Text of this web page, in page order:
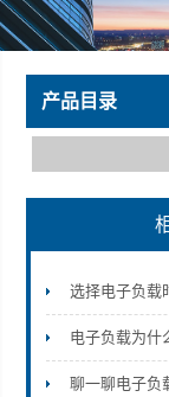
深圳市深博瑞仪器
产品目录
选择电子负载
电子负载为什
聊一聊电子负